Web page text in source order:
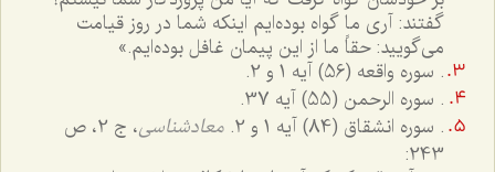
گفتند: آرى ما گواه بوده‌ایم اینكه شما در روز قیامت
مى‌گویید: حقاً ما از این پیمان غافل بوده‌ایم.»
. سوره واقعه (56) آیه 1 و 2.
. سوره الرحمن (55) آیه 37.
. سوره انشقاق (84) آیه 1 و 2.
معادشناسی
، ج 2، ص
243: